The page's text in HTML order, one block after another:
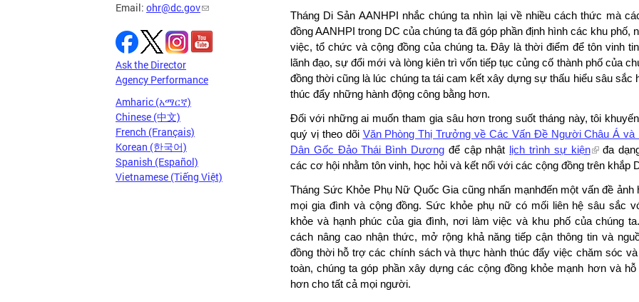
Email: ohr@dc.gov
Ask the Director
Agency Performance
Amharic (አማርኛ)
Chinese (中文)
French (Français)
Korean (한국어)
Spanish (Español)
Vietnamese (Tiếng Việt)
Tháng Di Sản AANHPI nhắc chúng ta nhìn lại về nhiều cách thức mà
đồng AANHPI trong DC của chúng ta đã góp phần định hình các khu phố,
việc, tổ chức và cộng đồng của chúng ta. Đây là thời điểm để tôn vinh
lãnh đạo, sự đổi mới và lòng kiên trì vốn tiếp tục củng cố thành phố của
đồng thời cũng là lúc chúng ta tái cam kết xây dựng sự thấu hiểu sâu sắc
thúc đẩy những hành động công bằng hơn.
Đối với những ai muốn tham gia sâu hơn trong suốt tháng này, tôi
quý vị theo dõi Văn Phòng Thị Trưởng về Các Vấn Đề Người Châu Á và
Dân Gốc Đảo Thái Bình Dương để cập nhật lịch trình sự kiện
đa
các cơ hội nhằm tôn vinh, học hỏi và kết nối với các cộng đồng trên khắp
Tháng Sức Khỏe Phụ Nữ Quốc Gia cũng nhấn mạnhđến một vấn đề ảnh
mọi gia đình và cộng đồng. Sức khỏe phụ nữ có mối liên hệ sâu sắc
khỏe và hạnh phúc của gia đình, nơi làm việc và khu phố của chúng
cách nâng cao nhận thức, mở rộng khả năng tiếp cận thông tin và
đồng thời hỗ trợ các chính sách và thực hành thúc đẩy việc chăm sóc
toàn, chúng ta góp phần xây dựng các cộng đồng khỏe mạnh hơn và
hơn cho tất cả mọi người.